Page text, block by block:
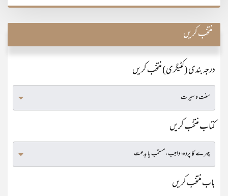
منتخب کریں
درجہ بندی (کٹیگری) منتخب کریں
کتاب منتخب کریں
باب منتخب کریں